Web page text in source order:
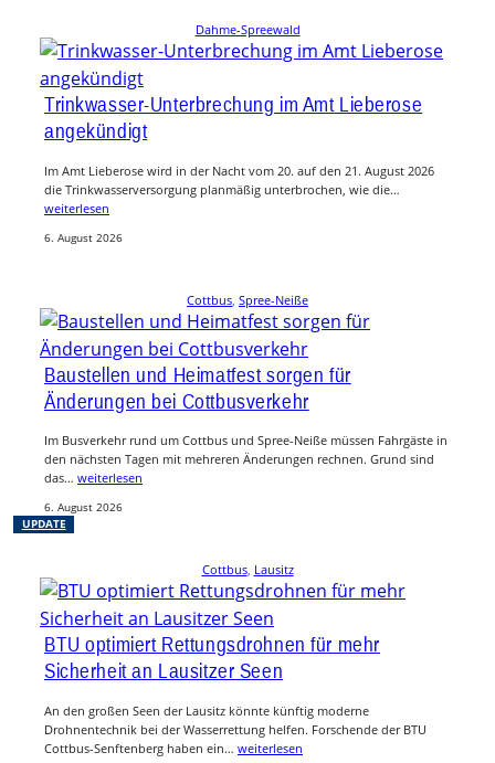
Dahme-Spreewald
Trinkwasser-Unterbrechung im Amt Lieberose
angekündigt
Im Amt Lieberose wird in der Nacht vom 20. auf den 21. August 2026
die Trinkwasserversorgung planmäßig unterbrochen, wie die…
weiterlesen
6. August 2026
Cottbus Spree-Neiße
UPDATE
Baustellen und Heimatfest sorgen für
Änderungen bei Cottbusverkehr
Im Busverkehr rund um Cottbus und Spree-Neiße müssen Fahrgäste in
den nächsten Tagen mit mehreren Änderungen rechnen. Grund sind
das… weiterlesen
6. August 2026
Cottbus, Lausitz
BTU optimiert Rettungsdrohnen für mehr
Sicherheit an Lausitzer Seen
An den großen Seen der Lausitz könnte künftig moderne
Drohnentechnik bei der Wasserrettung helfen. Forschende der BTU
Cottbus-Senftenberg haben ein… weiterlesen